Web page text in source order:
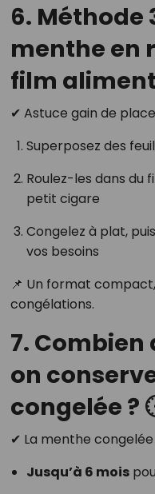
6. Méthode
menthe en
film
✔ Astuce gain de
Superposez des
Roulez-les dans du
petit cigare
Congelez à plat,
vos besoins
📌 Un format
congélations.
7.
on
congelée ?
✔ La menthe
Jusqu’à 6 mois